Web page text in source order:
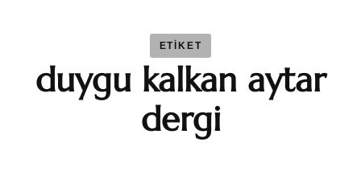
ETIKET
duygu kalkan aytar
dergi